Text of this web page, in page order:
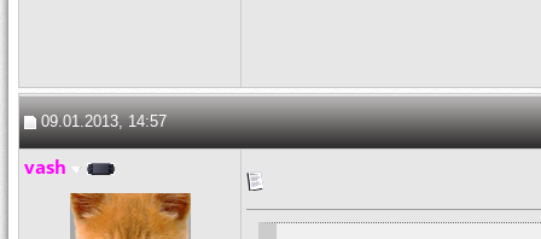
09.01.2013, 14:57
vash